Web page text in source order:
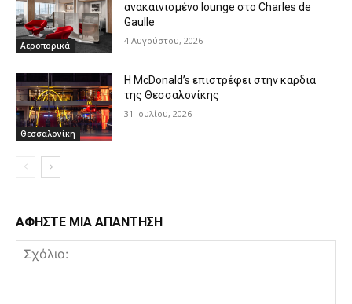
Αεροπορικά
ανακαινισμένο lounge στο Charles de
Gaulle
4 Αυγούστου, 2026
Θεσσαλονίκη
Η McDonald’s επιστρέφει στην καρδιά
της Θεσσαλονίκης
31 Ιουλίου, 2026
ΑΦΗΣΤΕ ΜΙΑ ΑΠΑΝΤΗΣΗ